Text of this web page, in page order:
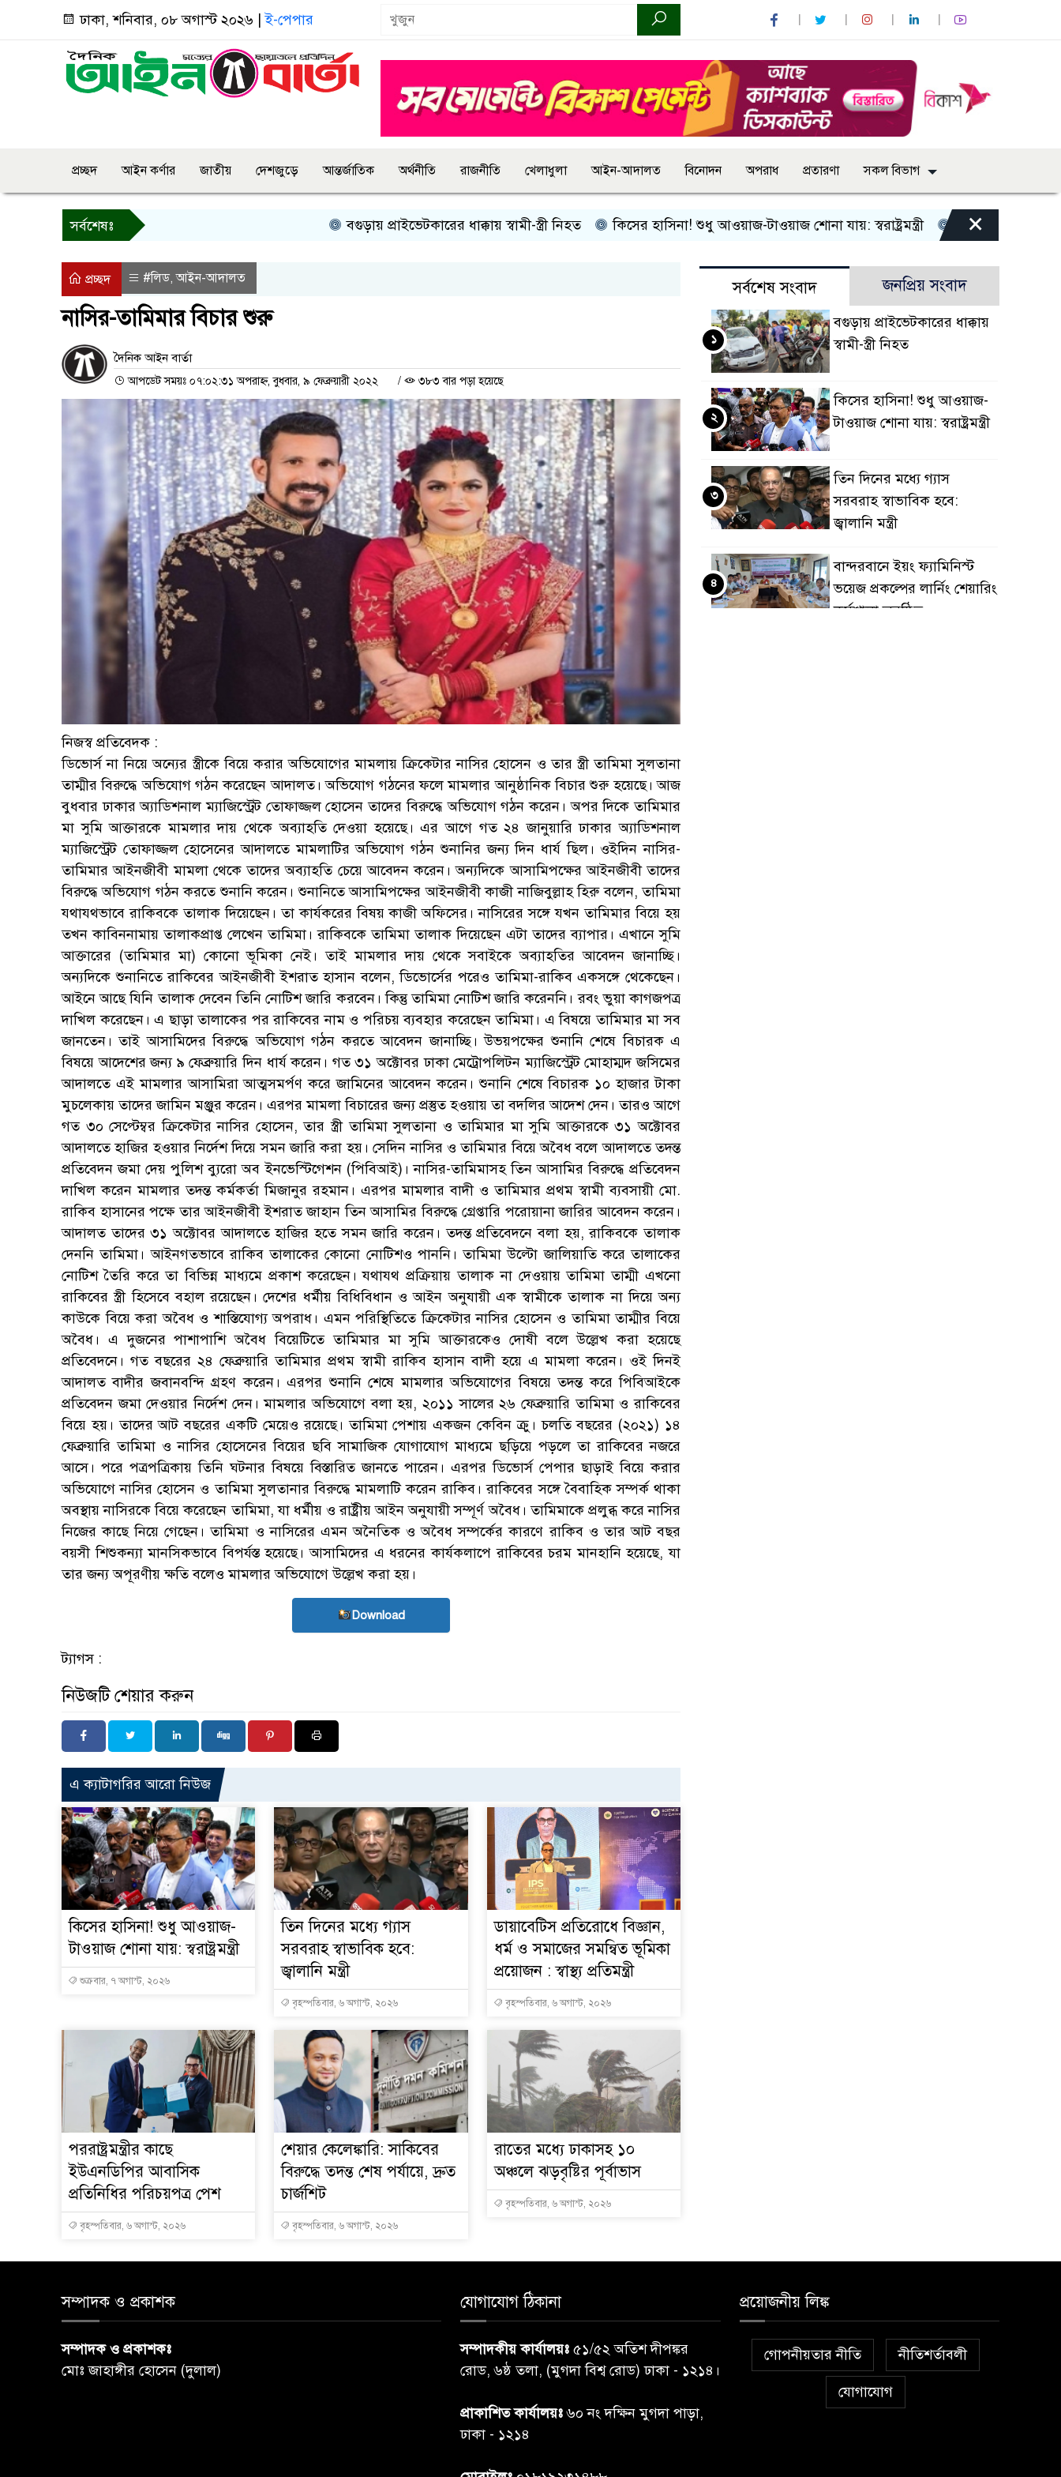
ঢাকা, শনিবার, ০৮ অগাস্ট ২০২৬ |ই-পেপার
প্রচ্ছদ আইন কর্ণার জাতীয় দেশজুড়ে আন্তর্জাতিক অর্থনীতি রাজনীতি খেলাধুলা আইন-আদালত বিনোদন অপরাধ প্রতারণা সকল বিভাগ
সর্বশেষঃ বগুড়ায় প্রাইভেটকারের ধাক্কায় স্বামী-স্ত্রী নিহত কিসের হাসিনা! শুধু আওয়াজ-টাওয়াজ শোনা যায়: স্বরাষ্ট্রমন্ত্রী তিন দিনের মধ্যে গ্যাস
×
প্রচ্ছদ #লিড,আইন-আদালত
নাসির-তামিমার বিচার শুরু
দৈনিক আইন বার্তা
আপডেট সময়ঃ ০৭:০২:৩১ অপরাহ্ন, বুধবার, ৯ ফেব্রুয়ারী ২০২২ / ৩৮৩ বার পড়া হয়েছে
নিজস্ব প্রতিবেদক :
ডিভোর্স না নিয়ে অন্যের স্ত্রীকে বিয়ে করার অভিযোগের মামলায় ক্রিকেটার নাসির হোসেন ও তার স্ত্রী তামিমা সুলতানা
তাম্মীর বিরুদ্ধে অভিযোগ গঠন করেছেন আদালত। অভিযোগ গঠনের ফলে মামলার আনুষ্ঠানিক বিচার শুরু হয়েছে। আজ
বুধবার ঢাকার অ্যাডিশনাল ম্যাজিস্ট্রেট তোফাজ্জল হোসেন তাদের বিরুদ্ধে অভিযোগ গঠন করেন। অপর দিকে তামিমার
মা সুমি আক্তারকে মামলার দায় থেকে অব্যাহতি দেওয়া হয়েছে। এর আগে গত ২৪ জানুয়ারি ঢাকার অ্যাডিশনাল
ম্যাজিস্ট্রেট তোফাজ্জল হোসেনের আদালতে মামলাটির অভিযোগ গঠন শুনানির জন্য দিন ধার্য ছিল। ওইদিন নাসির-
তামিমার আইনজীবী মামলা থেকে তাদের অব্যাহতি চেয়ে আবেদন করেন। অন্যদিকে আসামিপক্ষের আইনজীবী তাদের
বিরুদ্ধে অভিযোগ গঠন করতে শুনানি করেন। শুনানিতে আসামিপক্ষের আইনজীবী কাজী নাজিবুল্লাহ হিরু বলেন, তামিমা
যথাযথভাবে রাকিবকে তালাক দিয়েছেন। তা কার্যকরের বিষয় কাজী অফিসের। নাসিরের সঙ্গে যখন তামিমার বিয়ে হয়
তখন কাবিননামায় তালাকপ্রাপ্ত লেখেন তামিমা। রাকিবকে তামিমা তালাক দিয়েছেন এটা তাদের ব্যাপার। এখানে সুমি
আক্তারের (তামিমার মা) কোনো ভূমিকা নেই। তাই মামলার দায় থেকে সবাইকে অব্যাহতির আবেদন জানাচ্ছি।
অন্যদিকে শুনানিতে রাকিবের আইনজীবী ইশরাত হাসান বলেন, ডিভোর্সের পরেও তামিমা-রাকিব একসঙ্গে থেকেছেন।
আইনে আছে যিনি তালাক দেবেন তিনি নোটিশ জারি করবেন। কিন্তু তামিমা নোটিশ জারি করেননি। রবং ভুয়া কাগজপত্র
দাখিল করেছেন। এ ছাড়া তালাকের পর রাকিবের নাম ও পরিচয় ব্যবহার করেছেন তামিমা। এ বিষয়ে তামিমার মা সব
জানতেন। তাই আসামিদের বিরুদ্ধে অভিযোগ গঠন করতে আবেদন জানাচ্ছি। উভয়পক্ষের শুনানি শেষে বিচারক এ
বিষয়ে আদেশের জন্য ৯ ফেব্রুয়ারি দিন ধার্য করেন। গত ৩১ অক্টোবর ঢাকা মেট্রোপলিটন ম্যাজিস্ট্রেট মোহাম্মদ জসিমের
আদালতে এই মামলার আসামিরা আত্মসমর্পণ করে জামিনের আবেদন করেন। শুনানি শেষে বিচারক ১০ হাজার টাকা
মুচলেকায় তাদের জামিন মঞ্জুর করেন। এরপর মামলা বিচারের জন্য প্রস্তুত হওয়ায় তা বদলির আদেশ দেন। তারও আগে
গত ৩০ সেপ্টেম্বর ক্রিকেটার নাসির হোসেন, তার স্ত্রী তামিমা সুলতানা ও তামিমার মা সুমি আক্তারকে ৩১ অক্টোবর
আদালতে হাজির হওয়ার নির্দেশ দিয়ে সমন জারি করা হয়। সেদিন নাসির ও তামিমার বিয়ে অবৈধ বলে আদালতে তদন্ত
প্রতিবেদন জমা দেয় পুলিশ ব্যুরো অব ইনভেস্টিগেশন (পিবিআই)। নাসির-তামিমাসহ তিন আসামির বিরুদ্ধে প্রতিবেদন
দাখিল করেন মামলার তদন্ত কর্মকর্তা মিজানুর রহমান। এরপর মামলার বাদী ও তামিমার প্রথম স্বামী ব্যবসায়ী মো.
রাকিব হাসানের পক্ষে তার আইনজীবী ইশরাত জাহান তিন আসামির বিরুদ্ধে গ্রেপ্তারি পরোয়ানা জারির আবেদন করেন।
আদালত তাদের ৩১ অক্টোবর আদালতে হাজির হতে সমন জারি করেন। তদন্ত প্রতিবেদনে বলা হয়, রাকিবকে তালাক
দেননি তামিমা। আইনগতভাবে রাকিব তালাকের কোনো নোটিশও পাননি। তামিমা উল্টো জালিয়াতি করে তালাকের
নোটিশ তৈরি করে তা বিভিন্ন মাধ্যমে প্রকাশ করেছেন। যথাযথ প্রক্রিয়ায় তালাক না দেওয়ায় তামিমা তাম্মী এখনো
রাকিবের স্ত্রী হিসেবে বহাল রয়েছেন। দেশের ধর্মীয় বিধিবিধান ও আইন অনুযায়ী এক স্বামীকে তালাক না দিয়ে অন্য
কাউকে বিয়ে করা অবৈধ ও শাস্তিযোগ্য অপরাধ। এমন পরিস্থিতিতে ক্রিকেটার নাসির হোসেন ও তামিমা তাম্মীর বিয়ে
অবৈধ। এ দুজনের পাশাপাশি অবৈধ বিয়েটিতে তামিমার মা সুমি আক্তারকেও দোষী বলে উল্লেখ করা হয়েছে
প্রতিবেদনে। গত বছরের ২৪ ফেব্রুয়ারি তামিমার প্রথম স্বামী রাকিব হাসান বাদী হয়ে এ মামলা করেন। ওই দিনই
আদালত বাদীর জবানবন্দি গ্রহণ করেন। এরপর শুনানি শেষে মামলার অভিযোগের বিষয়ে তদন্ত করে পিবিআইকে
প্রতিবেদন জমা দেওয়ার নির্দেশ দেন। মামলার অভিযোগে বলা হয়, ২০১১ সালের ২৬ ফেব্রুয়ারি তামিমা ও রাকিবের
বিয়ে হয়। তাদের আট বছরের একটি মেয়েও রয়েছে। তামিমা পেশায় একজন কেবিন ক্রু। চলতি বছরের (২০২১) ১৪
ফেব্রুয়ারি তামিমা ও নাসির হোসেনের বিয়ের ছবি সামাজিক যোগাযোগ মাধ্যমে ছড়িয়ে পড়লে তা রাকিবের নজরে
আসে। পরে পত্রপত্রিকায় তিনি ঘটনার বিষয়ে বিস্তারিত জানতে পারেন। এরপর ডিভোর্স পেপার ছাড়াই বিয়ে করার
অভিযোগে নাসির হোসেন ও তামিমা সুলতানার বিরুদ্ধে মামলাটি করেন রাকিব। রাকিবের সঙ্গে বৈবাহিক সম্পর্ক থাকা
অবস্থায় নাসিরকে বিয়ে করেছেন তামিমা, যা ধর্মীয় ও রাষ্ট্রীয় আইন অনুযায়ী সম্পূর্ণ অবৈধ। তামিমাকে প্রলুব্ধ করে নাসির
নিজের কাছে নিয়ে গেছেন। তামিমা ও নাসিরের এমন অনৈতিক ও অবৈধ সম্পর্কের কারণে রাকিব ও তার আট বছর
বয়সী শিশুকন্যা মানসিকভাবে বিপর্যস্ত হয়েছে। আসামিদের এ ধরনের কার্যকলাপে রাকিবের চরম মানহানি হয়েছে, যা
তার জন্য অপূরণীয় ক্ষতি বলেও মামলার অভিযোগে উল্লেখ করা হয়।
Download
ট্যাগস :
নিউজটি শেয়ার করুন
এ ক্যাটাগরির আরো নিউজ
কিসের হাসিনা! শুধু আওয়াজ-
টাওয়াজ শোনা যায়: স্বরাষ্ট্রমন্ত্রী
শুক্রবার, ৭ অগাস্ট, ২০২৬
তিন দিনের মধ্যে গ্যাস
সরবরাহ স্বাভাবিক হবে:
জ্বালানি মন্ত্রী
বৃহস্পতিবার, ৬ অগাস্ট, ২০২৬
ডায়াবেটিস প্রতিরোধে বিজ্ঞান,
ধর্ম ও সমাজের সমন্বিত ভূমিকা
প্রয়োজন : স্বাস্থ্য প্রতিমন্ত্রী
বৃহস্পতিবার, ৬ অগাস্ট, ২০২৬
পররাষ্ট্রমন্ত্রীর কা‌ছে
ইউএনডিপির আবাসিক
প্রতিনিধির পরিচয়পত্র পেশ
বৃহস্পতিবার, ৬ অগাস্ট, ২০২৬
শেয়ার কেলেঙ্কারি: সাকিবের
বিরুদ্ধে তদন্ত শেষ পর্যায়ে, দ্রুত
চার্জশিট
বৃহস্পতিবার, ৬ অগাস্ট, ২০২৬
রাতের মধ্যে ঢাকাসহ ১০
অঞ্চলে ঝড়বৃষ্টির পূর্বাভাস
বৃহস্পতিবার, ৬ অগাস্ট, ২০২৬
সর্বশেষ সংবাদ জনপ্রিয় সংবাদ
বগুড়ায় প্রাইভেটকারের ধাক্কায়
স্বামী-স্ত্রী নিহত
১
কিসের হাসিনা! শুধু আওয়াজ-
টাওয়াজ শোনা যায়: স্বরাষ্ট্রমন্ত্রী
২
তিন দিনের মধ্যে গ্যাস
সরবরাহ স্বাভাবিক হবে:
জ্বালানি মন্ত্রী
৩
বান্দরবানে ইয়ং ফ্যামিনিস্ট
ভয়েজ প্রকল্পের লার্নিং শেয়ারিং
কর্মশালা অনুষ্ঠিত
৪
সম্পাদক ও প্রকাশক
সম্পাদক ও প্রকাশকঃ
মোঃ জাহাঙ্গীর হোসেন (দুলাল)
যোগাযোগ ঠিকানা
সম্পাদকীয় কার্যালয়ঃ ৫১/৫২ অতিশ দীপঙ্কর
রোড, ৬ষ্ঠ তলা, (মুগদা বিশ্ব রোড) ঢাকা - ১২১৪।
প্রাকাশিত কার্যালয়ঃ৬০ নং দক্ষিন মুগদা পাড়া,
ঢাকা - ১২১৪
প্রয়োজনীয় লিঙ্ক
গোপনীয়তার নীতি নীতিশর্তাবলী
যোগাযোগ